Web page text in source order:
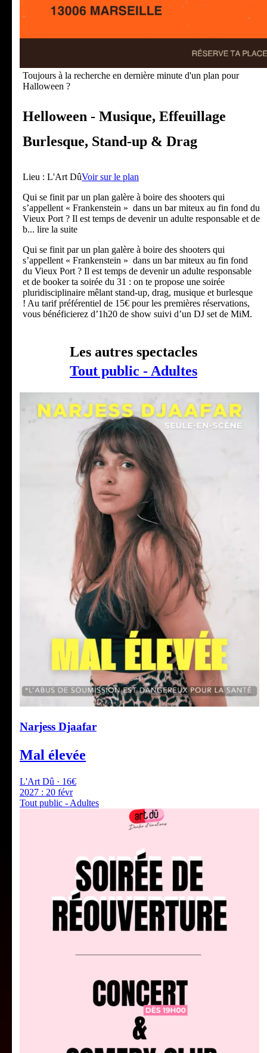
Toujours à la recherche en dernière minute d'un plan pour
Halloween ?
Helloween - Musique, Effeuillage
Burlesque, Stand-up & Drag
Lieu : L'Art DûVoir sur le plan
Qui se finit par un plan galère à boire des shooters qui
s’appellent « Frankenstein » dans un bar miteux au fin fond du
Vieux Port ? Il est temps de devenir un adulte responsable et de
b... lire la suite
Qui se finit par un plan galère à boire des shooters qui
s’appellent « Frankenstein » dans un bar miteux au fin fond
du Vieux Port ? Il est temps de devenir un adulte responsable
et de booker ta soirée du 31 : on te propose une soirée
pluridisciplinaire mêlant stand-up, drag, musique et burlesque
! Au tarif préférentiel de 15€ pour les premières réservations,
vous bénéficierez d’1h20 de show suivi d’un DJ set de MiM.
Les autres spectacles
Tout public - Adultes
Narjess Djaafar
Mal élevée
L'Art Dû · 16€
2027 : 20 févr
Tout public - Adultes